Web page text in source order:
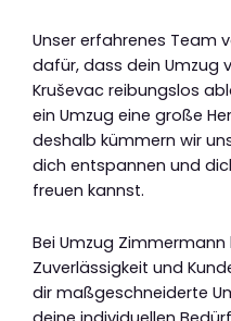
Unser erfahrenes Team
dafür, dass dein Umzug
Kruševac reibungslos
ein Umzug eine große
deshalb kümmern wir
dich entspannen und
freuen kannst.
Bei Umzug
Zuverlässigkeit und
dir maßgeschneiderte